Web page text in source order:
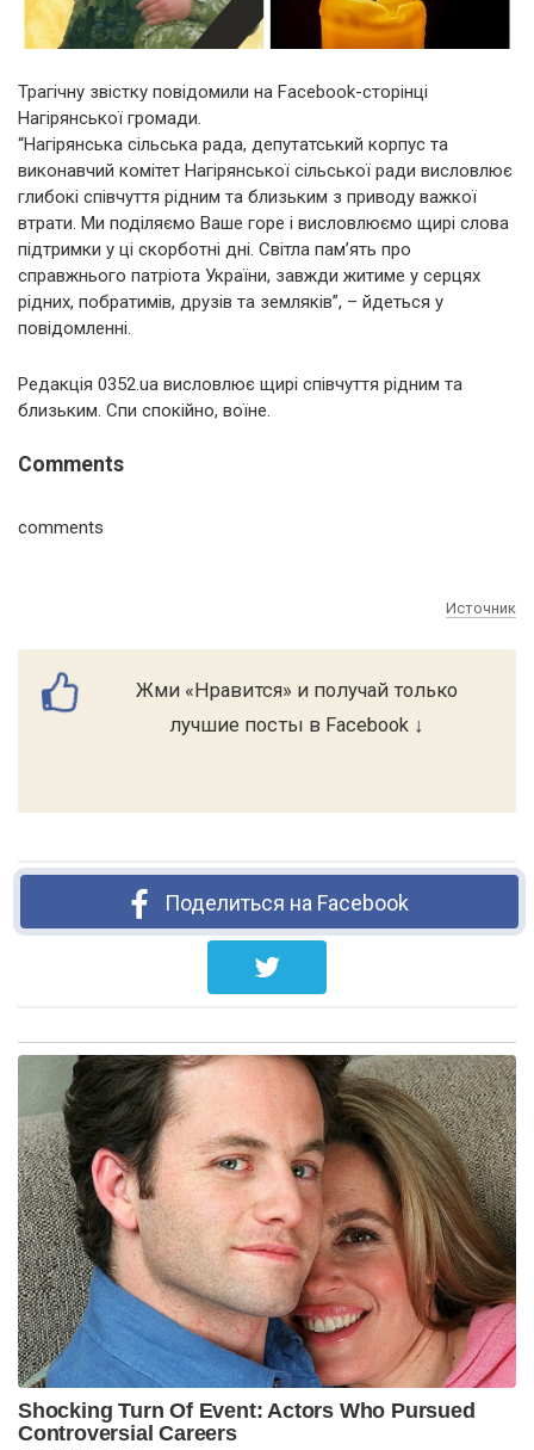
Трагічну звістку повідомили на Facebook-сторінці
Нагірянської громади.
“Нагірянська сільська рада, депутатський корпус та
виконавчий комітет Нагірянської сільської ради висловлює
глибокі співчуття рідним та близьким з приводу важкої
втрати. Ми поділяємо Ваше горе і висловлюємо щирі слова
підтримки у ці скорботні дні. Світла пам’ять про
справжнього патріота України, завжди житиме у серцях
рідних, побратимів, друзів та земляків”, – йдеться у
повідомленні.
Редакція 0352.ua висловлює щирі співчуття рідним та
близьким. Спи спокійно, воїне.
Comments
comments
Источник
Жми «Нравится» и получай только
лучшие посты в Facebook ↓
Поделиться на Facebook